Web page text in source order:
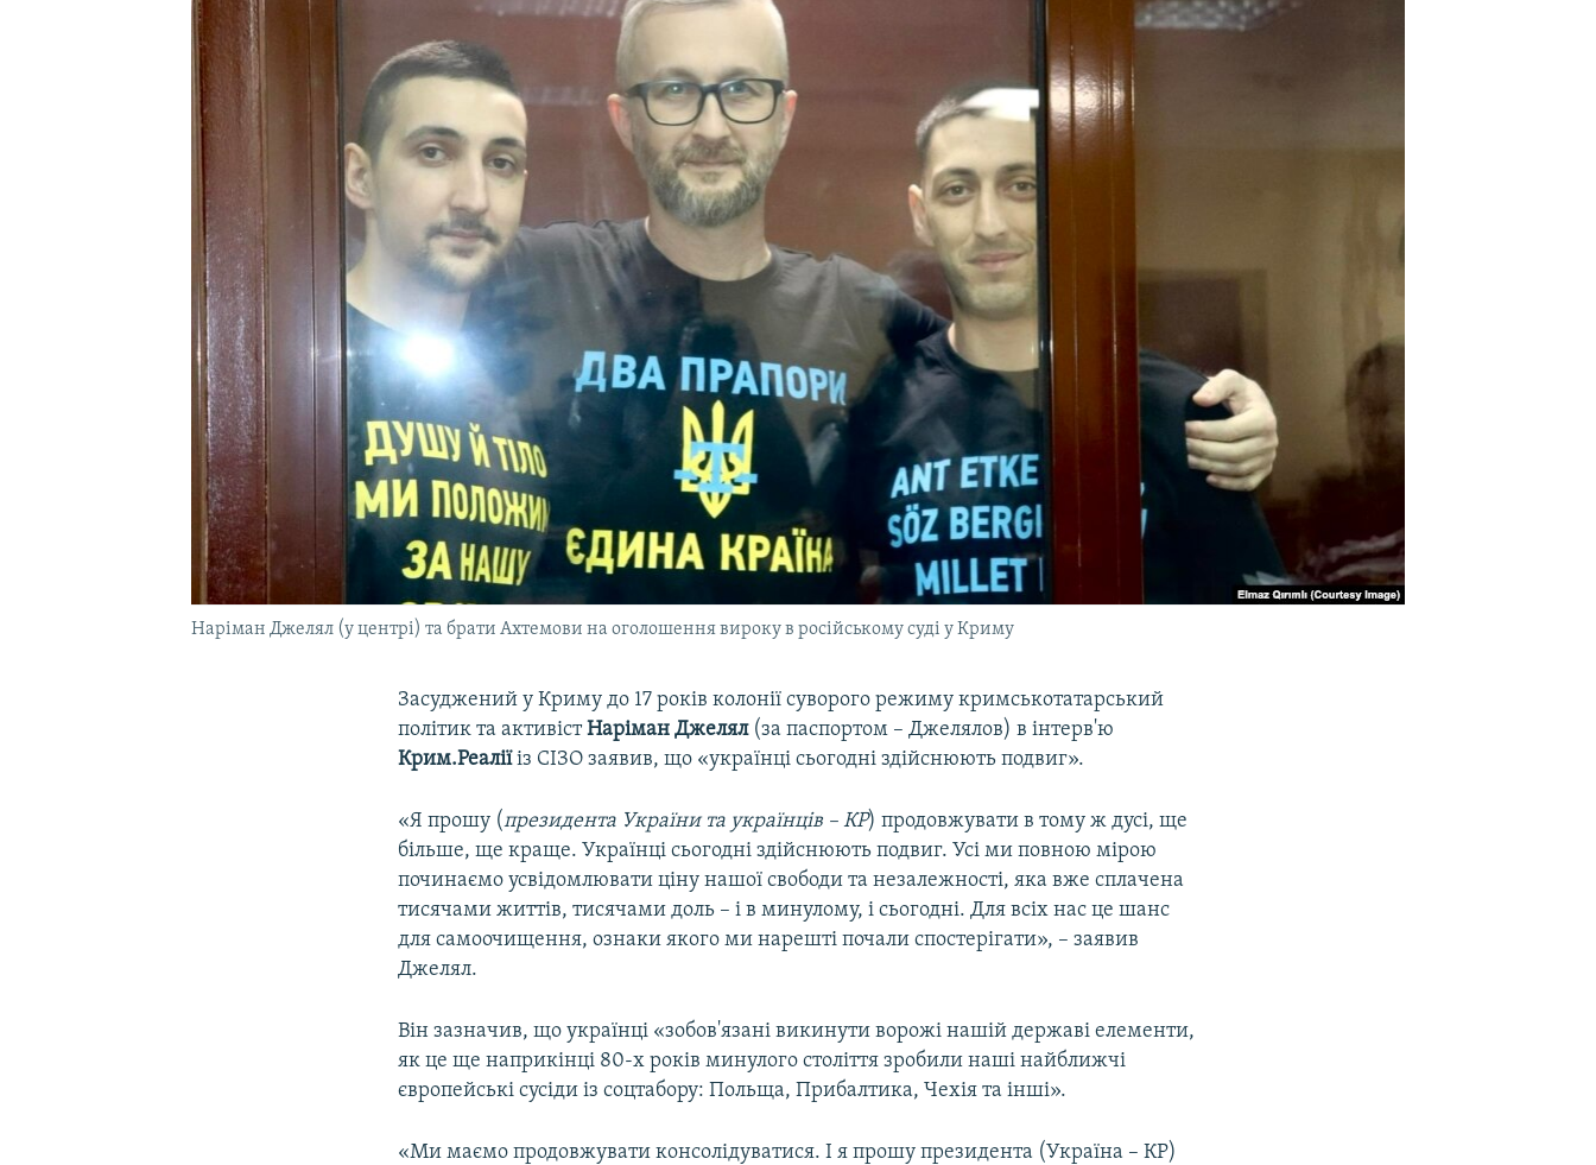
УКРАЇНСЬКА ПРОБЛЕМА КРИМУ
Наріман Джелял (у центрі) та брати Ахтемови на оголошення вироку в російському суді у Криму
Засуджений у Криму до 17 років колонії суворого режиму кримськотатарський
політик та активістНаріман Джелял(за паспортом – Джелялов) в інтерв'ю
Крим.Реаліїіз СІЗО заявив, що «українці сьогодні здійснюють подвиг».
«Я прошу (президента України та українців – КР) продовжувати в тому ж дусі, ще
більше, ще краще. Українці сьогодні здійснюють подвиг. Усі ми повною мірою
починаємо усвідомлювати ціну нашої свободи та незалежності, яка вже сплачена
тисячами життів, тисячами доль – і в минулому, і сьогодні. Для всіх нас це шанс
для самоочищення, ознаки якого ми нарешті почали спостерігати», – заявив
Джелял.
Він зазначив, що українці «зобов'язані викинути ворожі нашій державі елементи,
як це ще наприкінці 80-х років минулого століття зробили наші найближчі
європейські сусіди із соцтабору: Польща, Прибалтика, Чехія та інші».
«Ми маємо продовжувати консолідуватися. І я прошу президента (Україна – КР)